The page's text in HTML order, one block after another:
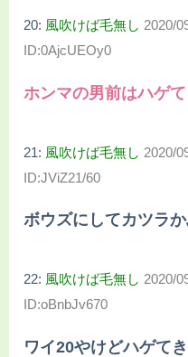
20: 風吹けば毛無し 2020/
ID:0AjcUEOy0
ホンマの男前はハゲ
21: 風吹けば毛無し 2020/
ID:JViZ21/60
ボウズにしてカツラ
22: 風吹けば毛無し 2020/
ID:oBnbJv670
ワイ20やけどハゲて